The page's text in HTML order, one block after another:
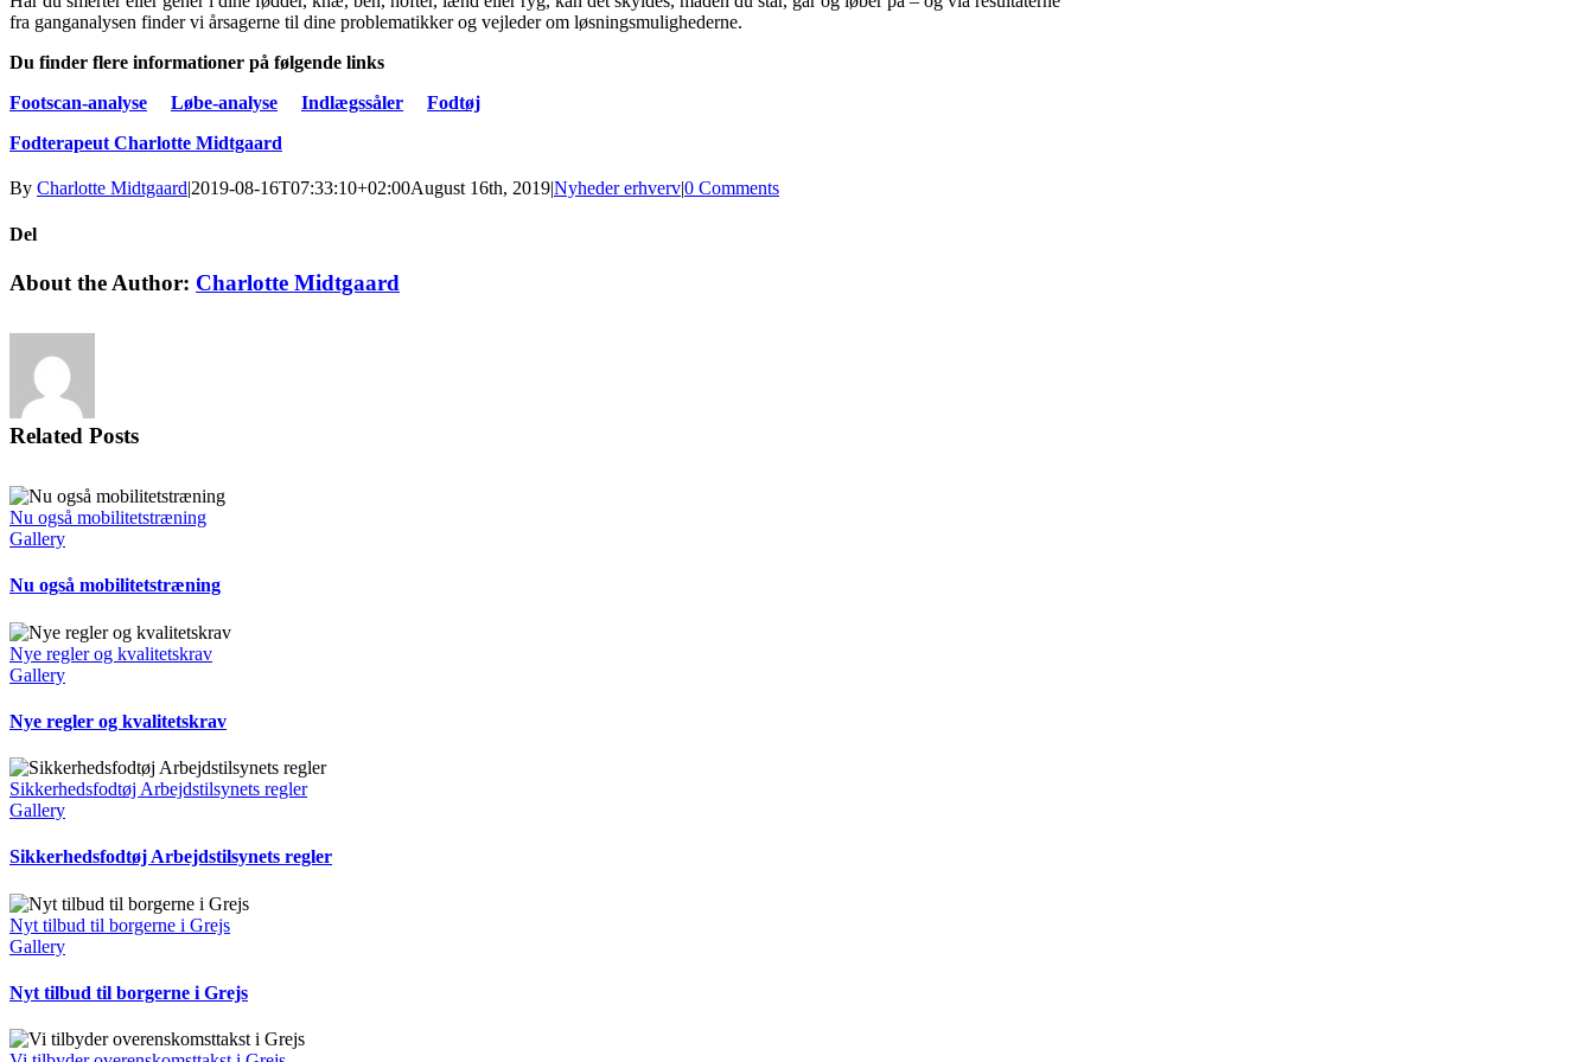
fra ganganalysen finder vi årsagerne til dine problematikker og vejleder om løsningsmulighederne.
Du finder flere informationer på følgende links
Footscan-analyse
Løbe-analyse Indlægssåler
Fodtøj
Fodterapeut Charlotte Midtgaard
By Charlotte Midtgaard|2019-08-16T07:33:10+02:00August 16th, 2019|Nyheder erhverv|0 Comments
Del
Facebook
LinkedIn
Email
About the Author: Charlotte Midtgaard
Related Posts
Nu også mobilitetstræning
Gallery
Nu også mobilitetstræning
Nye regler og kvalitetskrav
Gallery
Nye regler og kvalitetskrav
Sikkerhedsfodtøj Arbejdstilsynets regler
Gallery
Sikkerhedsfodtøj Arbejdstilsynets regler
Nyt tilbud til borgerne i Grejs
Gallery
Nyt tilbud til borgerne i Grejs